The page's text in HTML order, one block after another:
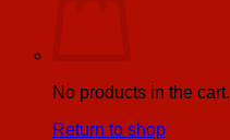
No products in the cart.
Return to shop